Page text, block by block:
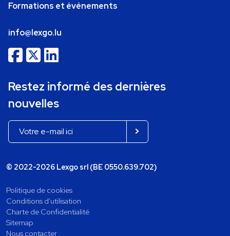
Formations et événements
info@lexgo.lu
Restez informé des dernières
nouvelles
© 2022-2026 Lexgo srl (BE 0550.639.702)
Politique de cookies
Conditions d'utilisation
Charte de Confidentialité
Sitemap
Nous contacter